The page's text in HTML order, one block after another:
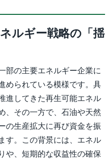
ルギー戦略の「揺
部の主要エネルギー企業に
められている模様です。具
進してきた再生可能エネル
、その一方で、石油や天然
の生産拡大に再び資金を振
す。この背景には、エネル
や、短期的な収益性の確保